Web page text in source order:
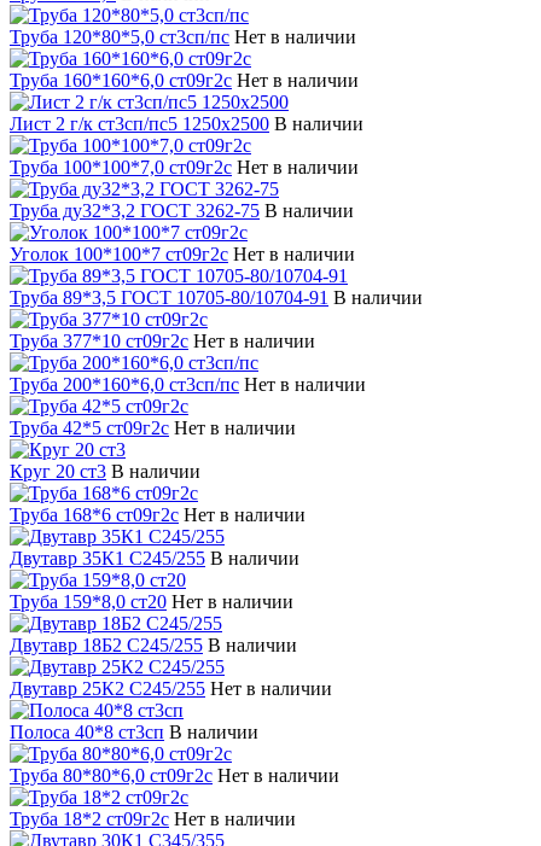
Труба 120*80*5,0 ст3сп/пс Нет в наличии
Труба 160*160*6,0 ст09г2с Нет в наличии
Лист 2 г/к ст3сп/пс5 1250х2500 В наличии
Труба 100*100*7,0 ст09г2с Нет в наличии
Труба ду32*3,2 ГОСТ 3262-75 В наличии
Уголок 100*100*7 ст09г2с Нет в наличии
Труба 89*3,5 ГОСТ 10705-80/10704-91 В наличии
Труба 377*10 ст09г2с Нет в наличии
Труба 200*160*6,0 ст3сп/пс Нет в наличии
Труба 42*5 ст09г2с Нет в наличии
Круг 20 ст3 В наличии
Труба 168*6 ст09г2с Нет в наличии
Двутавр 35К1 С245/255 В наличии
Труба 159*8,0 ст20 Нет в наличии
Двутавр 18Б2 С245/255 В наличии
Двутавр 25К2 С245/255 Нет в наличии
Полоса 40*8 ст3сп В наличии
Труба 80*80*6,0 ст09г2с Нет в наличии
Труба 18*2 ст09г2с Нет в наличии